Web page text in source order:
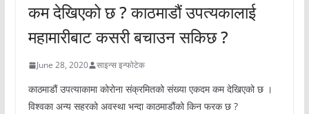
कम देखिएको छ ? काठमाडौं उपत्यकालाई
महामारीबाट कसरी बचाउन सकिछ ?
June 28, 2020 साइन्स इन्फोटेक
काठमाडौं उपत्याकामा कोरोना संक्रमितको संख्या एकदम कम देखिएको छ ।
विश्वका अन्य सहरको अवस्था भन्दा काठमाडौंको किन फरक छ ?